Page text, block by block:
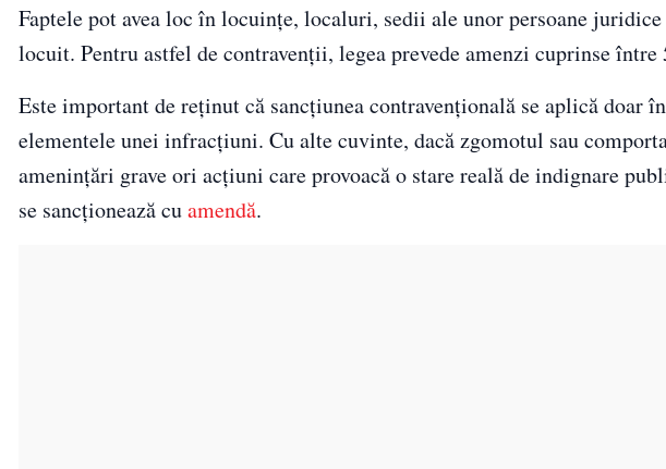
Faptele pot avea loc în locuințe, localuri, sedii ale unor persoane
locuit. Pentru astfel de contravenții, legea prevede amenzi cuprinse între
Este important de reținut că sancțiunea contravențională se aplică doar
elementele unei infracțiuni. Cu alte cuvinte, dacă zgomotul sau
amenințări grave ori acțiuni care provoacă o stare reală de indignare
se sancționează cuamendă.